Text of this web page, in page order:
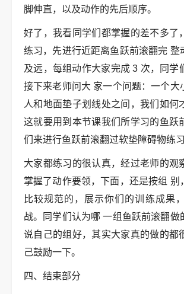
脚伸直，以及动作的先后顺序。
好了，我看同学们都掌握的差不多了
练习，先进行近距离鱼跃前滚翻完 整
及远，每组动作大家完成 3 次，同学
接下来老师问大 家一个问题：一个大
人和地面垫子划线处之间，我们如何
这就要用到本节课我们所学习的鱼跃
们来进行鱼跃前滚翻过软垫障碍物练习
大家都练习的很认真，经过老师的观
掌握了动作要领，下面，还是按组 别
比较规范的，展示你们的训练成果
战。同学们认为哪 一组鱼跃前滚翻做
说自己的组好，其实大家真的做的都
己鼓励一下。
四、结束部分